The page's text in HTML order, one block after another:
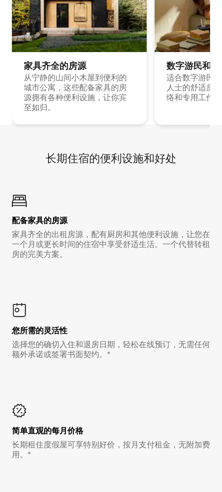
家具齐全的房源
从宁静的山间小木屋到便利的
城市公寓，这些配备家具的房
源拥有各种便利设施，让你宾
至如归。
数字游民和
适合数字游民
人士的舒适房
络和专用工作
长期住宿的便利设施和好处
配备家具的房源
家具齐全的出租房源，配有厨房和其他便利设施，让您在
一个月或更长时间的住宿中享受舒适生活。一个代替转租
房的完美方案。
您所需的灵活性
选择您的确切入住和退房日期，轻松在线预订，无需任何
额外承诺或签署书面契约。*
简单直观的每月价格
长期租住度假屋可享特别好价，按月支付租金，无附加费
用。*